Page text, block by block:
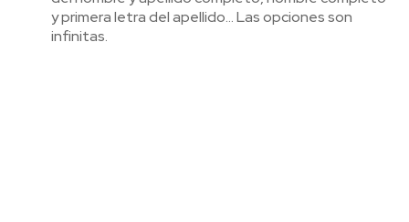
y primera letra del apellido… Las opciones son
infinitas.